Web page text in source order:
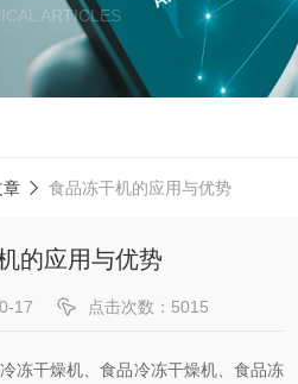
ARTICLES
章 食品冻干机的应用与优势
的应用与优势
17 点击次数：5015
冻干燥机、食品冷冻干燥机、食品冻